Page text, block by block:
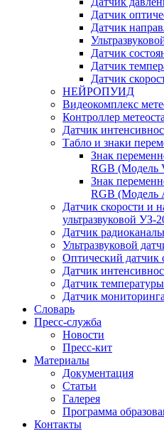
Датчик
Датчик
Датчик
Датчик
Датчик
НЕЙРОПУИД
Видеокомплекс
Контроллер
Датчик
Табло и знаки
Знак
RGB (Модель
Знак
RGB (Модель
Датчик скорости и
ультразвуковой УЗ-
Датчик
Ультразвуковой
Оптический датчик
Датчик
Датчик
Датчик
Словарь
Пресс-служба
Новости
Пресс-кит
Материалы
Документация
Статьи
Галерея
Программа
Контакты